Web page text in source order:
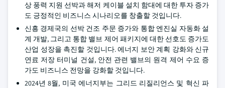
상 풍력 지원 선박과 해저 케이블 설치 함대에 대한 투자 증가
도 긍정적인 비즈니스 시나리오를 창출할 것입니다.
신흥 경제국의 선박 건조 주문 증가와 통합 엔진실 자동화 설
계 개발, 그리고 통합 밸브 제어 패키지에 대한 선호도 증가도
산업 성장을 촉진할 것입니다. 에너지 보안 계획 강화와 신규
연료 저장 터미널 건설, 안전 관련 밸브의 원격 제어 수요 증
가도 비즈니스 전망을 강화할 것입니다.
2024년 8월, 미국 에너지부는 그리드 리질리언스 및 혁신 파